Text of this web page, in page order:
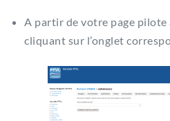
A partir de votre page pilote
cliquant sur l’onglet